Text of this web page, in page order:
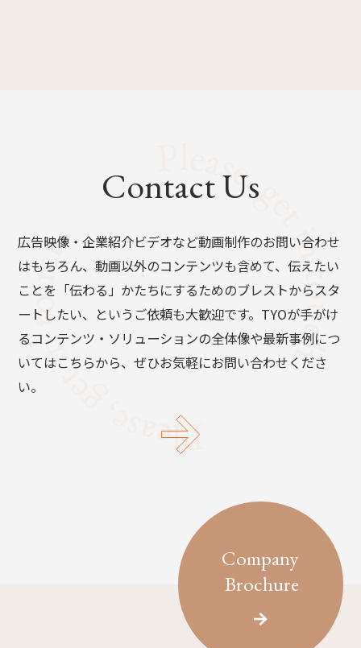
Contact Us
広告映像・企業紹介ビデオなど動画制作のお問い合わせ
はもちろん、動画以外のコンテンツも含めて、伝えたい
ことを「伝わる」かたちにするためのブレストからスタ
ートしたい、というご依頼も大歓迎です。TYOが手がけ
るコンテンツ・ソリューションの全体像や最新事例につ
いてはこちらから、ぜひお気軽にお問い合わせくださ
い。
Company
Brochure